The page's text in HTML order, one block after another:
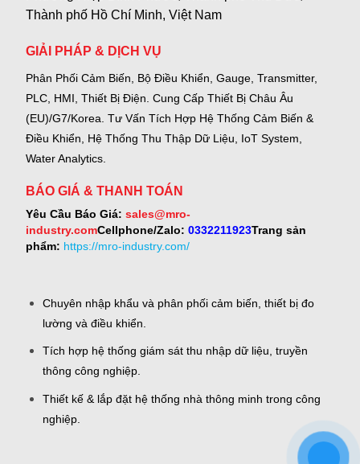
Thành phố Hồ Chí Minh, Việt Nam
GIẢI PHÁP & DỊCH VỤ
Phân Phối Cảm Biến, Bộ Điều Khiển, Gauge, Transmitter,
PLC, HMI, Thiết Bị Điện. Cung Cấp Thiết Bị Châu Âu
(EU)/G7/Korea. Tư Vấn Tích Hợp Hệ Thống Cảm Biến &
Điều Khiển, Hệ Thống Thu Thập Dữ Liệu, IoT System,
Water Analytics.
BÁO GIÁ & THANH TOÁN
Yêu Cầu Báo Giá: sales@mro-
industry.comCellphone/Zalo: 0332211923Trang sản
phẩm: https://mro-industry.com/
Chuyên nhập khẩu và phân phối cảm biến, thiết bị đo
lường và điều khiển.
Tích hợp hệ thống giám sát thu nhập dữ liệu, truyền
thông công nghiệp.
Thiết kế & lắp đặt hệ thống nhà thông minh trong công
nghiệp.